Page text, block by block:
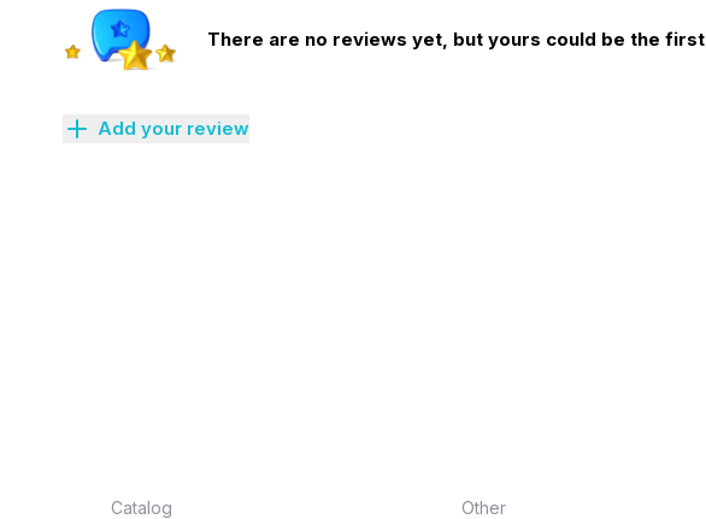
There are no reviews yet, but yours could be the first
Add your review
Catalog Other